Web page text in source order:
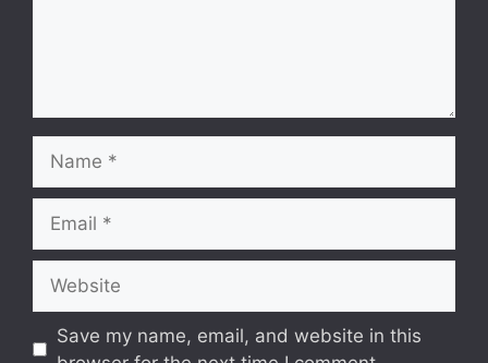
Save my name, email, and website in this